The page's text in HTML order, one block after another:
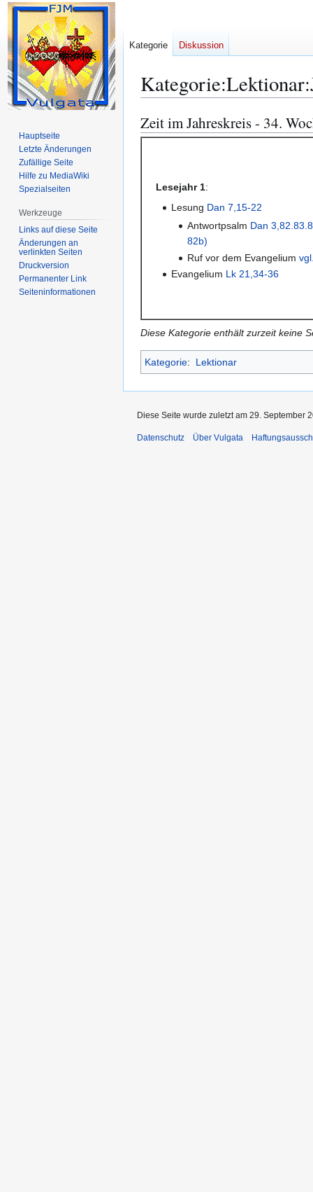
Kategorie:
Zur
Navigation
Zur
Suche
Zeit im Jahreskreis - 34.
Lesejahr 1:
Lesung Dan 7,15-22
Antwortpsalm Dan
82b)
Ruf vor dem Evangelium
Evangelium Lk 21,34-36
Diese Kategorie enthält zurzeit keine
Kategorie: Lektionar
Kategorie Diskussion
Hauptseite
Letzte Änderungen
Zufällige Seite
Hilfe zu MediaWiki
Spezialseiten
Werkzeuge
Links auf diese Seite
Änderungen an
verlinkten Seiten
Druckversion
Permanenter Link
Seiten­­informationen
Diese Seite wurde zuletzt am 29. September
Datenschutz Über Vulgata